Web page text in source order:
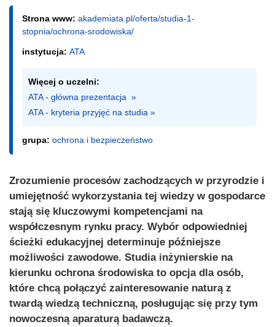
Strona www: akademiata.pl/oferta/studia-1-
stopnia/ochrona-srodowiska/
instytucja: ATA
Więcej o uczelni:
ATA - główna prezentacja  »
ATA - kryteria przyjęć na studia »
grupa: ochrona i bezpieczeństwo
Zrozumienie procesów zachodzących w przyrodzie i
umiejętność wykorzystania tej wiedzy w gospodarce
stają się kluczowymi kompetencjami na
współczesnym rynku pracy. Wybór odpowiedniej
ścieżki edukacyjnej determinuje późniejsze
możliwości zawodowe. Studia inżynierskie na
kierunku ochrona środowiska to opcja dla osób,
które chcą połączyć zainteresowanie naturą z
twardą wiedzą techniczną, posługując się przy tym
nowoczesną aparaturą badawczą.